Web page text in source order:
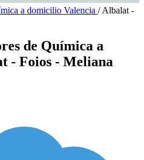
a domicilio Valencia / Albalat -
de Química a
- Foios - Meliana